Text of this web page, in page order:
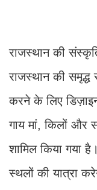
राजस्थान की
राजस्थान की समृद्ध
करने के लिए
गाय मां, किलों और
शामिल किया गया
स्थलों की यात्रा